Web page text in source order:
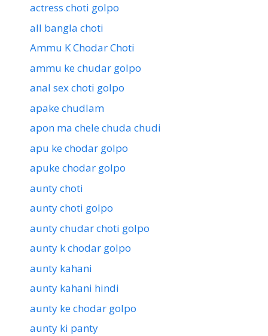
actress choti golpo
all bangla choti
Ammu K Chodar Choti
ammu ke chudar golpo
anal sex choti golpo
apake chudlam
apon ma chele chuda chudi
apu ke chodar golpo
apuke chodar golpo
aunty choti
aunty choti golpo
aunty chudar choti golpo
aunty k chodar golpo
aunty kahani
aunty kahani hindi
aunty ke chodar golpo
aunty ki panty